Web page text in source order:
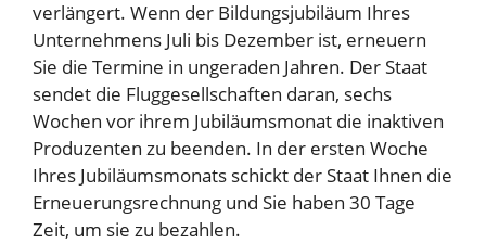
verlängert. Wenn der Bildungsjubiläum Ihres
Unternehmens Juli bis Dezember ist, erneuern
Sie die Termine in ungeraden Jahren. Der Staat
sendet die Fluggesellschaften daran, sechs
Wochen vor ihrem Jubiläumsmonat die inaktiven
Produzenten zu beenden. In der ersten Woche
Ihres Jubiläumsmonats schickt der Staat Ihnen die
Erneuerungsrechnung und Sie haben 30 Tage
Zeit, um sie zu bezahlen.